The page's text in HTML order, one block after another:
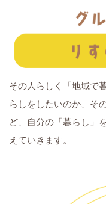
その人らしく「地域で
らしをしたいのか、そ
ど、自分の「暮らし」
えていきます。